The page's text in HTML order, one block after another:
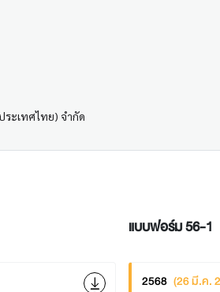
ะเทศไทย) จำกัด
แบบฟอร์ม 56-1
2568 (26 มี.ค.